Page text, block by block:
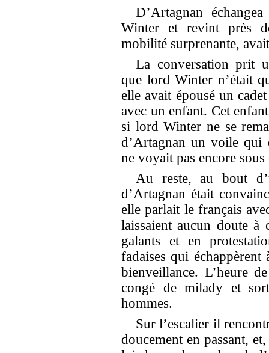
D’Artagnan
Winter et revint près
mobilité surprenante,
La conversation prit
que lord Winter n’était
elle avait épousé un
avec un enfant. Cet
si lord Winter ne se
d’Artagnan un voile qui
ne voyait pas encore
Au reste, au bout
d’Artagnan était
elle parlait le français
laissaient aucun doute
galants et en
fadaises qui
bienveillance. L’heure
congé de milady et
hommes.
Sur l’escalier il
doucement en passant,